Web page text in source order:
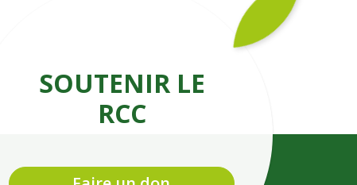
SOUTENIR LE
RCC